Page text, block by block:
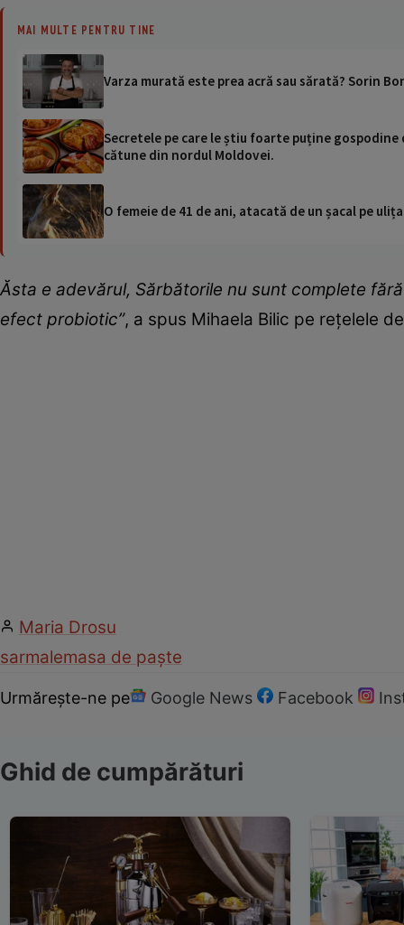
MAI MULTE PENTRU TINE
Varza murată este prea acră sau sărată? Sorin
Secretele pe care le știu foarte puține
cătune din nordul Moldovei.
O femeie de 41 de ani, atacată de un șacal pe
Ăsta e adevărul, Sărbătorile nu sunt complete
efect probiotic”, a spus Mihaela Bilic pe rețelele
Maria Drosu
sarmalemasa de paște
Urmărește-ne pe Google News Facebook
Ghid de cumpărături